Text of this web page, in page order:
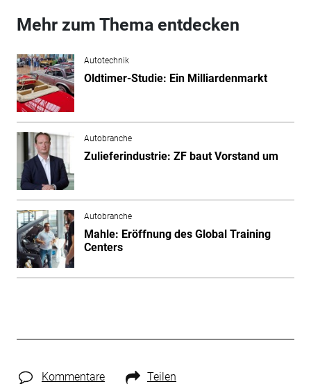
Mehr zum Thema entdecken
Autotechnik
Oldtimer-Studie: Ein Milliardenmarkt
Autobranche
Zulieferindustrie: ZF baut Vorstand um
Autobranche
Mahle: Eröffnung des Global Training
Centers
Kommentare Teilen